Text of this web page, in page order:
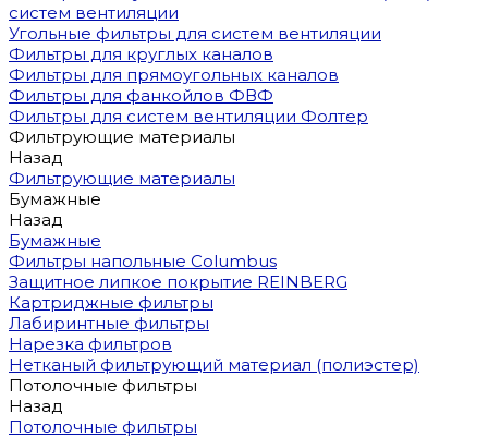
систем вентиляции
Угольные фильтры для систем вентиляции
Фильтры для круглых каналов
Фильтры для прямоугольных каналов
Фильтры для фанкойлов ФВФ
Фильтры для систем вентиляции Фолтер
Фильтрующие материалы
Назад
Фильтрующие материалы
Бумажные
Назад
Бумажные
Фильтры напольные Columbus
Защитное липкое покрытие REINBERG
Картриджные фильтры
Лабиринтные фильтры
Нарезка фильтров
Нетканый фильтрующий материал (полиэстер)
Потолочные фильтры
Назад
Потолочные фильтры